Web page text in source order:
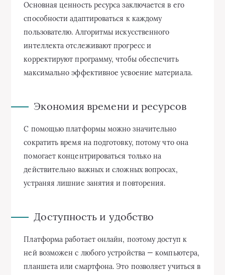
Основная ценность ресурса заключается в его
способности адаптироваться к каждому
пользователю. Алгоритмы искусственного
интеллекта отслеживают прогресс и
корректируют программу, чтобы обеспечить
максимально эффективное усвоение материала.
Экономия времени и ресурсов
С помощью платформы можно значительно
сократить время на подготовку, потому что она
помогает концентрироваться только на
действительно важных и сложных вопросах,
устраняя лишние занятия и повторения.
Доступность и удобство
Платформа работает онлайн, поэтому доступ к
ней возможен с любого устройства — компьютера,
планшета или смартфона. Это позволяет учиться в